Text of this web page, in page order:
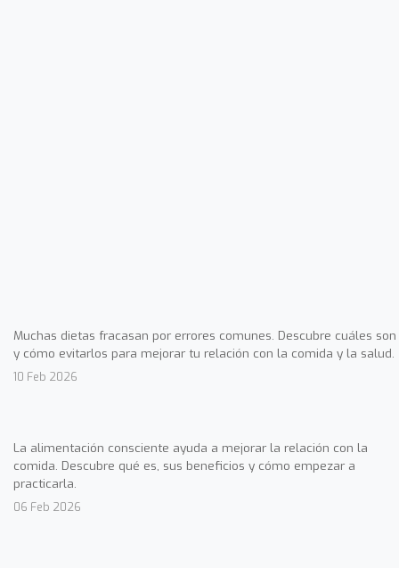
Muchas dietas fracasan por errores comunes. Descubre cuáles son
y cómo evitarlos para mejorar tu relación con la comida y la salud.
10 Feb 2026
La alimentación consciente ayuda a mejorar la relación con la
comida. Descubre qué es, sus beneficios y cómo empezar a
practicarla.
06 Feb 2026